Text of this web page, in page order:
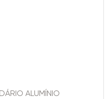
ALUMÍNIO